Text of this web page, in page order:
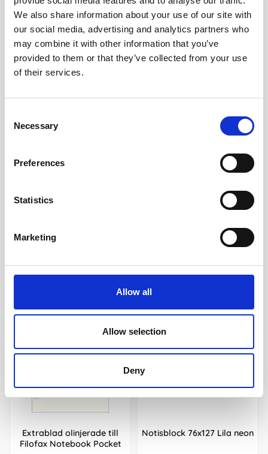
We also share information about your use of our site with
our social media, advertising and analytics partners who
may combine it with other information that you’ve
provided to them or that they’ve collected from your use
of their services.
Selection
Necessary
Preferences
Statistics
Marketing
Allow all
Allow selection
Deny
Filofax Notebook A5
Extrablad olinjerade till
Filofax Notebook Pocket
Notisblock 76x127 Lila neon